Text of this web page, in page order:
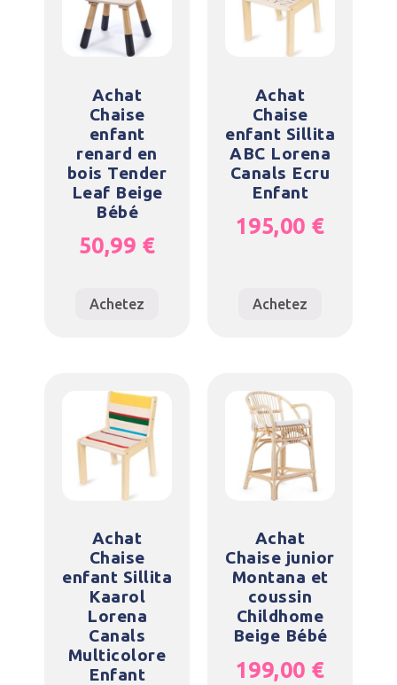
Achat
Chaise
enfant
renard en
bois Tender
Leaf Beige
Bébé
50,99 €
Achetez
Achat
Chaise
enfant Sillita
ABC Lorena
Canals Ecru
Enfant
195,00 €
Achetez
Achat
Chaise
enfant Sillita
Kaarol
Lorena
Canals
Multicolore
Enfant
Achat
Chaise junior
Montana et
coussin
Childhome
Beige Bébé
199,00 €